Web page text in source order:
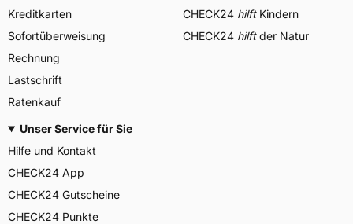
Kreditkarten
Sofortüberweisung
Rechnung
Lastschrift
Ratenkauf
CHECK24 hilftKindern
CHECK24 hilftder Natur
Unser Service für Sie
Hilfe und Kontakt
CHECK24 App
CHECK24 Gutscheine
CHECK24 Punkte